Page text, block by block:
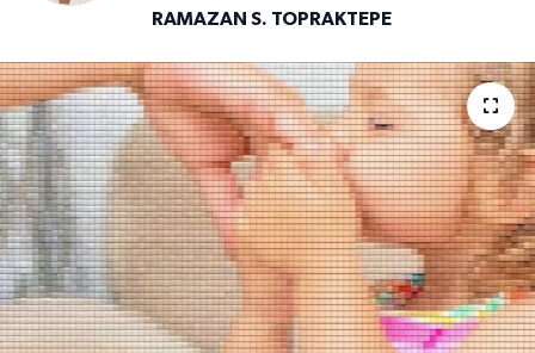
RAMAZAN S. TOPRAKTEPE